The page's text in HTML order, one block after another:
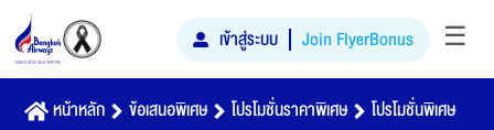
เข้าสู่ระบบ Join FlyerBonus ☰
หน้าหลัก ข้อเสนอพิเศษ โปรโมชั่นราคาพิเศษ
โปรโมชั่นพิเศษ